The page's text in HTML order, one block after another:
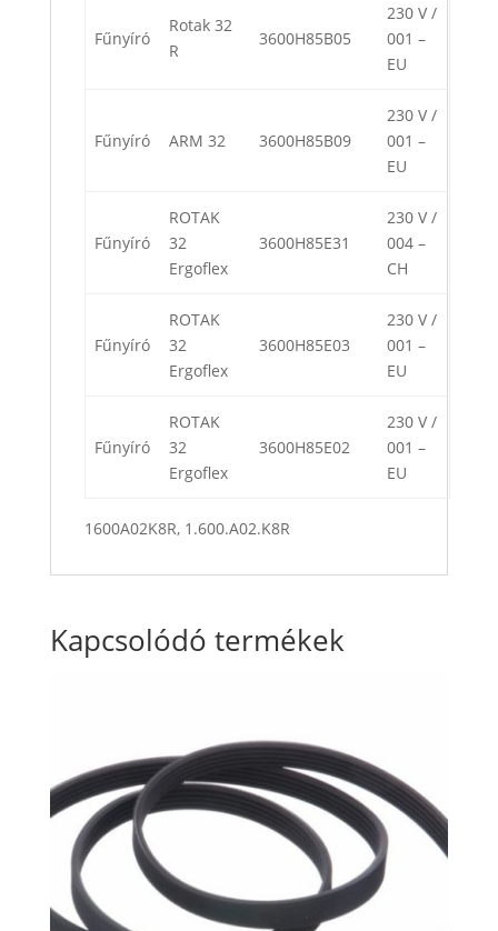
Fűnyíró
Rotak 32
R
3600H85B05
230 V /
001 –
EU
Fűnyíró ARM 32 3600H85B09
230 V /
001 –
EU
Fűnyíró
ROTAK
32
Ergoflex
3600H85E31
230 V /
004 –
CH
Fűnyíró
ROTAK
32
Ergoflex
3600H85E03
230 V /
001 –
EU
Fűnyíró
ROTAK
32
Ergoflex
3600H85E02
230 V /
001 –
EU
1600A02K8R, 1.600.A02.K8R
Kapcsolódó termékek